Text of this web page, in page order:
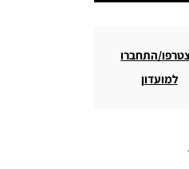
התחברו
למועדון